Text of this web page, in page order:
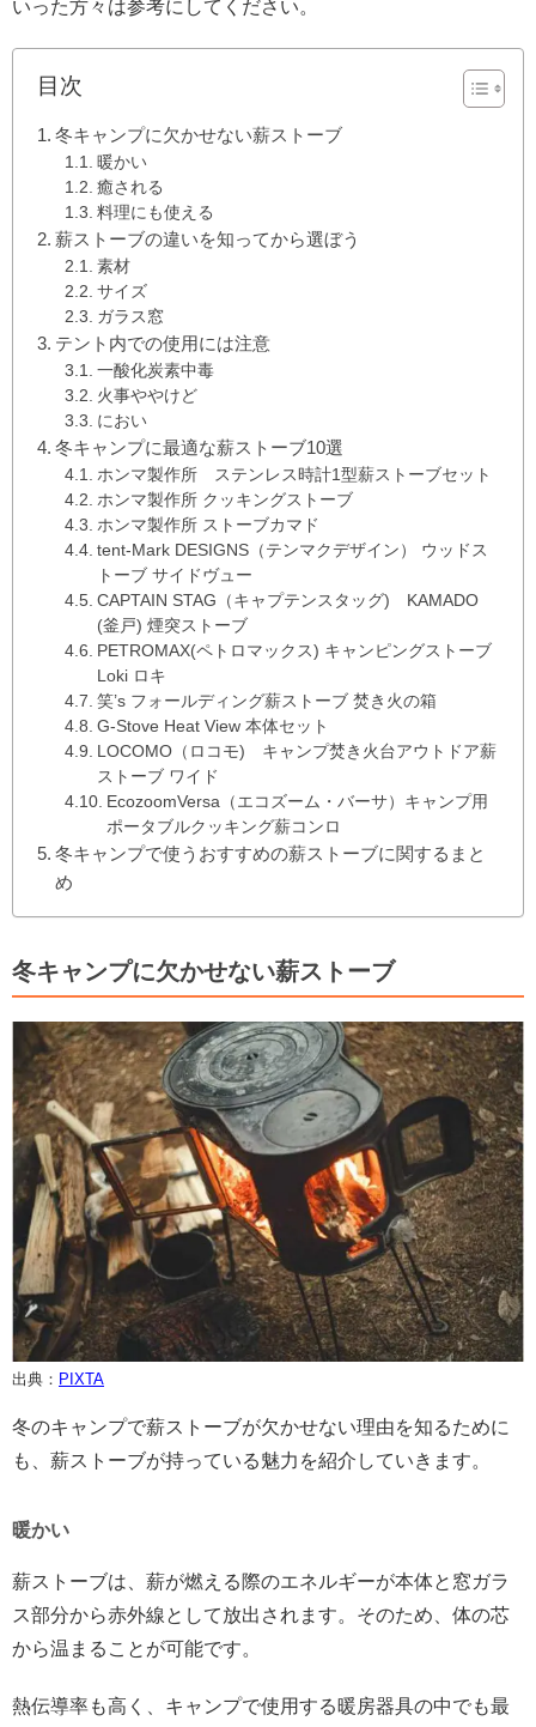
いった方々は参考にしてください。
目次
冬キャンプに欠かせない薪ストーブ
暖かい
癒される
料理にも使える
薪ストーブの違いを知ってから選ぼう
素材
サイズ
ガラス窓
テント内での使用には注意
一酸化炭素中毒
火事ややけど
におい
冬キャンプに最適な薪ストーブ10選
ホンマ製作所 ステンレス時計1型薪ストーブセット
ホンマ製作所 クッキングストーブ
ホンマ製作所 ストーブカマド
tent-Mark DESIGNS（テンマクデザイン） ウッドス
トーブ サイドヴュー
CAPTAIN STAG（キャプテンスタッグ) KAMADO
(釜戸) 煙突ストーブ
PETROMAX(ペトロマックス) キャンピングストーブ
Loki ロキ
笑’s フォールディング薪ストーブ 焚き火の箱
G-Stove Heat View 本体セット
LOCOMO（ロコモ) キャンプ焚き火台アウトドア薪
ストーブ ワイド
EcozoomVersa（エコズーム・バーサ）キャンプ用
ポータブルクッキング薪コンロ
冬キャンプで使うおすすめの薪ストーブに関するまと
め
冬キャンプに欠かせない薪ストーブ
出典： PIXTA
冬のキャンプで薪ストーブが欠かせない理由を知るために
も、薪ストーブが持っている魅力を紹介していきます。
暖かい
薪ストーブは、薪が燃える際のエネルギーが本体と窓ガラ
ス部分から赤外線として放出されます。そのため、体の芯
から温まることが可能です。
熱伝導率も高く、キャンプで使用する暖房器具の中でも最